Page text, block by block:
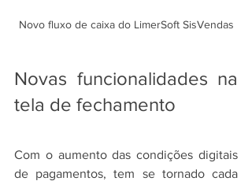
Novo fluxo de caixa do LimerSoft SisVendas
Novas funcionalidades na
tela de fechamento
Com o aumento das condições digitais
de pagamentos, tem se tornado cada